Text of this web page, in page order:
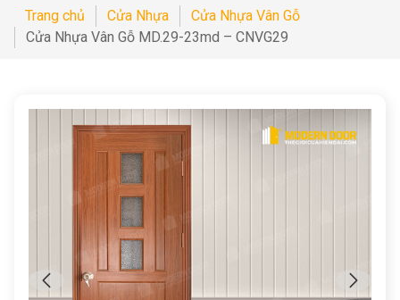
Trang chủ Cửa Nhựa
Cửa Nhựa Vân Gỗ
Cửa Nhựa Vân Gỗ MD.29-23md – CNVG29